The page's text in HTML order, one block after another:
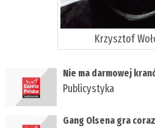
Krzysztof
Nie ma darmowej
Publicystyka
Gang Olsena gra